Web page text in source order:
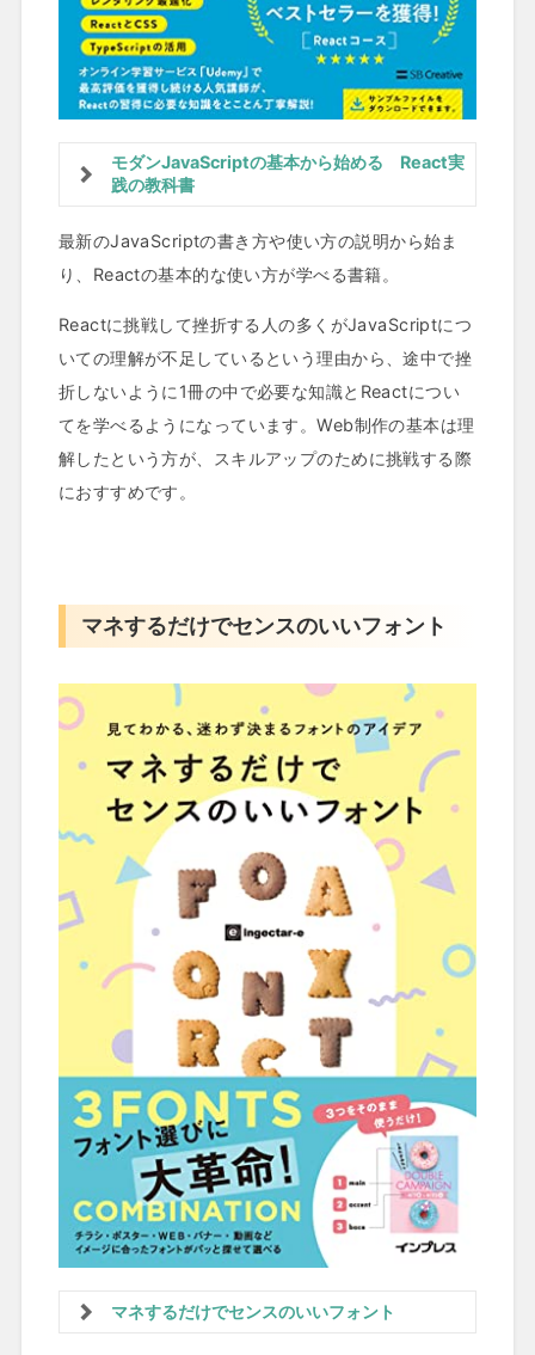
モダンJavaScriptの基本から始める React実
践の教科書
最新のJavaScriptの書き方や使い方の説明から始ま
り、Reactの基本的な使い方が学べる書籍。
Reactに挑戦して挫折する人の多くがJavaScriptにつ
いての理解が不足しているという理由から、途中で挫
折しないように1冊の中で必要な知識とReactについ
てを学べるようになっています。Web制作の基本は理
解したという方が、スキルアップのために挑戦する際
におすすめです。
マネするだけでセンスのいいフォント
マネするだけでセンスのいいフォント